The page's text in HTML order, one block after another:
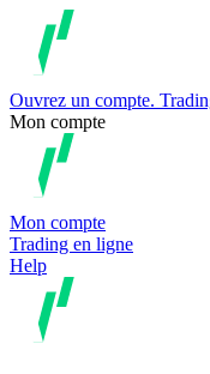
Ouvrez un compte.
Mon compte
Mon compte
Trading en ligne
Help